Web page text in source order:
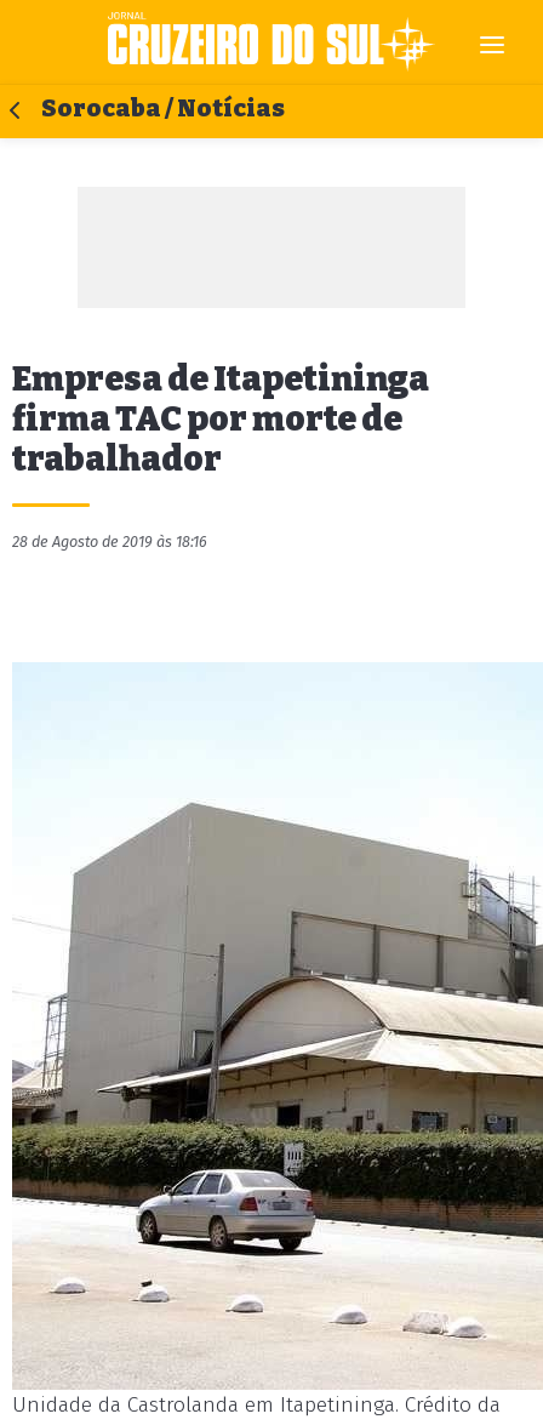
Sorocaba / Notícias
Empresa de Itapetininga
firma TAC por morte de
trabalhador
28 de Agosto de 2019 às 18:16
Unidade da Castrolanda em Itapetininga. Crédito da